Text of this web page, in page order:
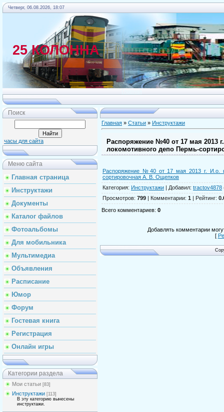
Четверг, 06.08.2026, 18:07
25 КОЛОННА
Поиск
часы для сайта
Меню сайта
Главная страница
Инструктажи
Документы
Каталог файлов
Фотоальбомы
Для мобильника
Мультимедиа
Объявления
Расписание
Юмор
Форум
Гостевая книга
Регистрация
Онлайн игры
Категории раздела
Мои статьи [83]
Инструктажи [113]
В эту категорию вынесены
инструктажи.
Главная » Статьи » Инструктажи
Распоряжение №40 от 17 мая 2013
локомотивного депо Пермь-
Распоряжение №40 от 17 мая 2013 г. И.о.
сортировочная А. В. Ощепков
Категория: Инструктажи | Добавил: tractov4878
Просмотров: 799 | Комментарии: 1 | Рейтинг:
Всего комментариев: 0
Добавлять комментарии
[